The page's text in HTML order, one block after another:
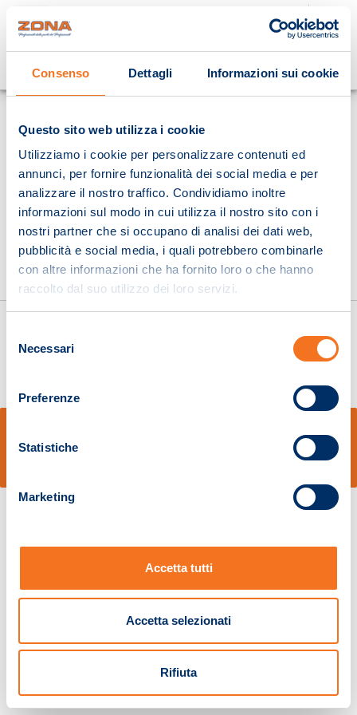
Consenso Dettagli Informazioni sui cookie
Questo sito web utilizza i cookie
Utilizziamo i cookie per personalizzare contenuti ed
annunci, per fornire funzionalità dei social media e per
analizzare il nostro traffico. Condividiamo inoltre
informazioni sul modo in cui utilizza il nostro sito con i
nostri partner che si occupano di analisi dei dati web,
pubblicità e social media, i quali potrebbero combinarle
con altre informazioni che ha fornito loro o che hanno
raccolto dal suo utilizzo dei loro servizi.
delNecessari
Preferenze
Statistiche
Marketing
Accetta tutti
Accetta selezionati
Rifiuta
Cosa stai cercando?
Pistoia 01680210505 – R.E.A. n.155974 - Cap.Soc. € 2.000.000,00 i.v. La
Società adotta il Codice Etico D.lgs. 231/01